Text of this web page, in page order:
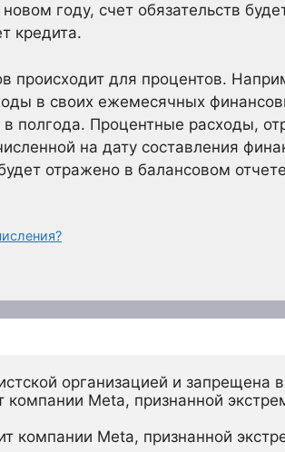
году, счет обязательств
кредита.
происходит для процентов.
в своих ежемесячных
полгода. Процентные расходы,
на дату составления
отражено в балансовом
организацией и запрещена
Meta, признанной
компании Meta, признанной